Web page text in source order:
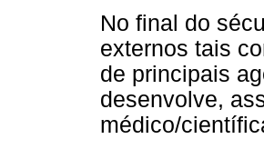
No final do
externos tais
de principais
desenvolve,
médico/